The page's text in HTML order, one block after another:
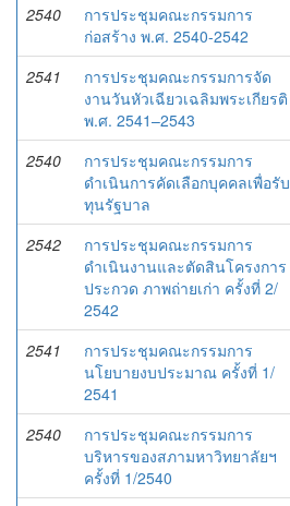
2540
การประชุมคณะกรรมการ
ก่อสร้าง พ.ศ. 2540-2542
2541
การประชุมคณะกรรมการจัด
งานวันหัวเฉียวเฉลิมพระเกียรติ
พ.ศ. 2541–2543
2540
การประชุมคณะกรรมการ
ดำเนินการคัดเลือกบุคคลเพื่อรับ
ทุนรัฐบาล
2542
การประชุมคณะกรรมการ
ดำเนินงานและตัดสินโครงการ
ประกวด ภาพถ่ายเก่า ครั้งที่ 2/
2542
2541
การประชุมคณะกรรมการ
นโยบายงบประมาณ ครั้งที่ 1/
2541
2540
การประชุมคณะกรรมการ
บริหารของสภามหาวิทยาลัยฯ
ครั้งที่ 1/2540